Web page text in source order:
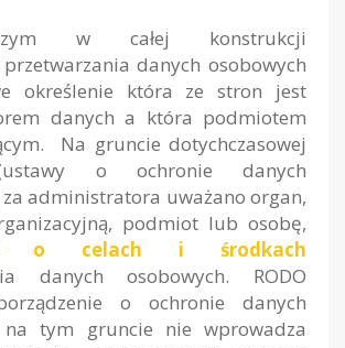
w całej konstrukcji
danych osobowych
określenie która ze stron jest
danych a która podmiotem
Na gruncie dotychczasowej
o ochronie danych
administratora uważano organ,
podmiot lub osobę,
o celach i środkach
danych osobowych. RODO
o ochronie danych
na tym gruncie nie wprowadza